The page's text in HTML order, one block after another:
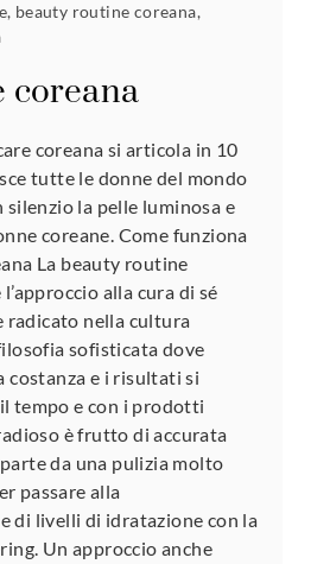
, beauty routine coreana,
coreana
coreana si articola in 10
tutte le donne del mondo
silenzio la pelle luminosa e
coreane. Come funziona
La beauty routine
alla cura di sé
radicato nella cultura
sofisticata dove
costanza e i risultati si
tempo e con i prodotti
è frutto di accurata
da una pulizia molto
passare alla
di livelli di idratazione con la
Un approccio anche